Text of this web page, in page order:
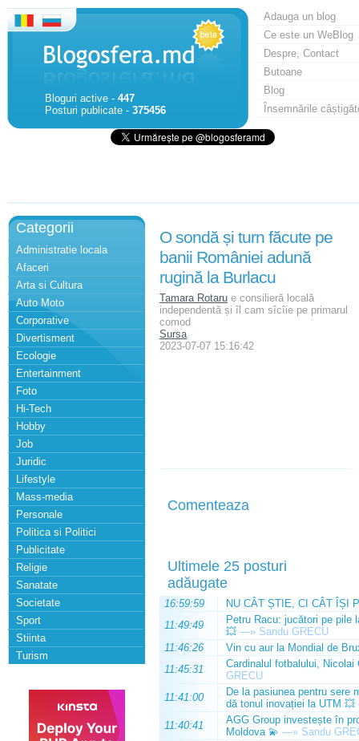
Bloguri active - 447
Posturi publicate - 375456
Adauga un blog
Ce este un WeBlog
Despre, Contact
Butoane
Blog
Însemnările
Categorii
Administratie locala
Afaceri
Arta si Cultura
Auto Moto
Corporative
Divertisment
Ecologie
Entertainment
Foto
Hi-Tech
Hobby
Job
Juridic
Lifestyle
Mass-media
Personale
Politica si Politici
Publicitate
Religie
Sanatate
Societate
Sport
Stiinta
Turism
O sondă și turn făcute pe
banii României adună
rugină la Burlacu
Tamara Rotaru e consilieră locală
independentă și îl cam sîcîie pe primarul
comod
Sursa
2023-07-07 15:16:42
Comenteaza
Ultimele 25 posturi
adăugate
16:59:59
NU CÂT ȘTIE, CI CÂT ÎȘI
11:49:49
Petru Racu: jucători pe pile
💥 —» Sandu GRECU
11:46:26
Vin cu aur la Mondial de
11:45:31
Cardinalul fotbalului,
GRECU
11:41:00
De la pasiunea pentru sere
dă tonul inovației la UTM 💥
11:40:41
AGG Group investește în
Moldova 💫 —» Sandu